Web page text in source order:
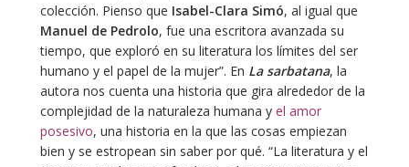
colección. Pienso que Isabel-Clara Simó, al igual que
Manuel de Pedrolo, fue una escritora avanzada su
tiempo, que exploró en su literatura los límites del ser
humano y el papel de la mujer”. En La sarbatana, la
autora nos cuenta una historia que gira alrededor de la
complejidad de la naturaleza humana y el amor
posesivo, una historia en la que las cosas empiezan
bien y se estropean sin saber por qué. “La literatura y el